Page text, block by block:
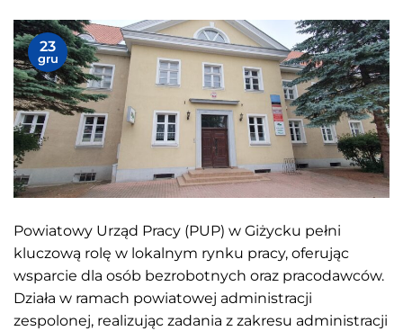
23
gru
Powiatowy Urząd Pracy (PUP) w Giżycku pełni
kluczową rolę w lokalnym rynku pracy, oferując
wsparcie dla osób bezrobotnych oraz pracodawców.
Działa w ramach powiatowej administracji
zespolonej, realizując zadania z zakresu administracji